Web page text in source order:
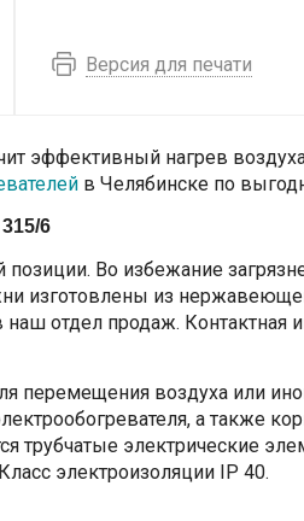
Версия для печати
эффективный нагрев
в Челябинске по
6
Во избежание
изготовлены из
наш отдел продаж.
перемещения воздуха или
а также
трубчатые электрические
электроизоляции IP 40.